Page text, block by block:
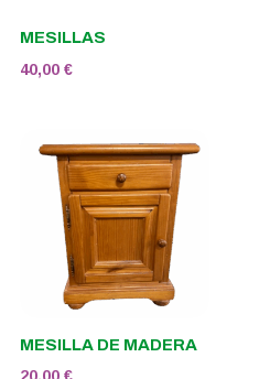
MESILLAS
40,00€
MESILLA DE MADERA